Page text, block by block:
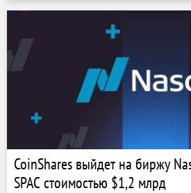
CoinShares выйдет на биржу
SPAC стоимостью $1,2 млрд